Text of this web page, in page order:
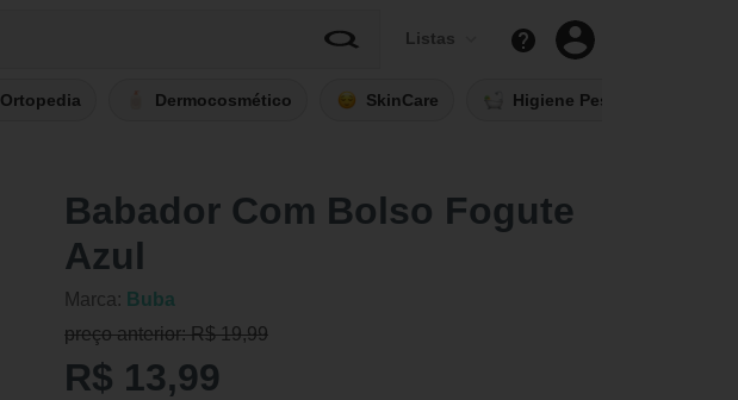
Listas
Ortopedia Dermocosmético SkinCare Higiene Pessoal
Babador Com Bolso Fogute
Azul
Marca: Buba
preço anterior: R$ 19,99
R$ 13,99